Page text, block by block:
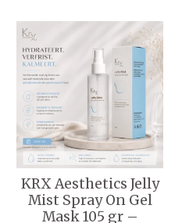
KRX Aesthetics Jelly
Mist Spray On Gel
Mask 105 gr –